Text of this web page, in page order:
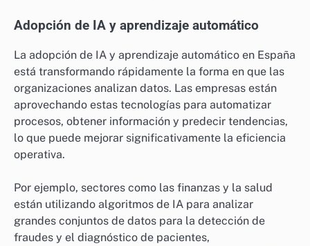
Adopción de IA y aprendizaje automático
La adopción de IA y aprendizaje automático en España
está transformando rápidamente la forma en que las
organizaciones analizan datos. Las empresas están
aprovechando estas tecnologías para automatizar
procesos, obtener información y predecir tendencias,
lo que puede mejorar significativamente la eficiencia
operativa.
Por ejemplo, sectores como las finanzas y la salud
están utilizando algoritmos de IA para analizar
grandes conjuntos de datos para la detección de
fraudes y el diagnóstico de pacientes,